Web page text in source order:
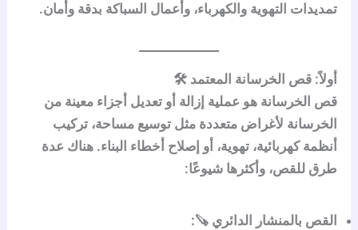
تمديدات التهوية والكهرباء، وأعمال السباكة بدقة وأمان.
أولاً: قص الخرسانة المعتمد 🛠️
قص الخرسانة هو عملية إزالة أو تعديل أجزاء معينة من
الخرسانة لأغراض متعددة مثلتوسيع مساحة، تركيب
أنظمة كهربائية، تهوية، أو إصلاح أخطاء البناء. هناك عدة
طرق للقص، وأكثرها شيوعًا:
القص بالمنشار الدائري 🪚: